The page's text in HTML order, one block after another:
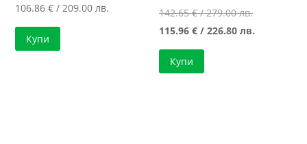
106.86€ / 209.00 лв.
Купи
142.65€/ 279.00 лв.Original
price
115.96€ / 226.80 лв.
Купи